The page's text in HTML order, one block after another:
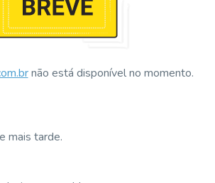
não está disponível no momento.
mais tarde.